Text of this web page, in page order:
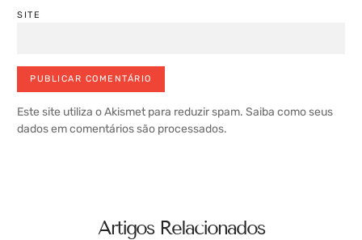
SITE
Este site utiliza o Akismet para reduzir spam. Saiba como seus
dados em comentários são processados.
Artigos Relacionados